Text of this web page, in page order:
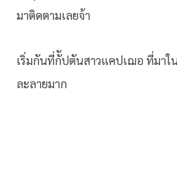
มาติดตามเลยจ้า
เริ่มกันที่กััปตันสาวแคปเฌอ ที่มาใ
ละลายมาก